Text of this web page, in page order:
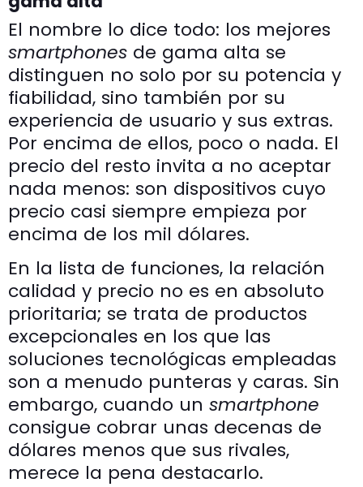
El nombre lo dice todo: los mejores
smartphones de gama alta se
distinguen no solo por su potencia y
fiabilidad, sino también por su
experiencia de usuario y sus extras.
Por encima de ellos, poco o nada. El
precio del resto invita a no aceptar
nada menos: son dispositivos cuyo
precio casi siempre empieza por
encima de los mil dólares.
En la lista de funciones, la relación
calidad y precio no es en absoluto
prioritaria; se trata de productos
excepcionales en los que las
soluciones tecnológicas empleadas
son a menudo punteras y caras. Sin
embargo, cuando un smartphone
consigue cobrar unas decenas de
dólares menos que sus rivales,
merece la pena destacarlo.